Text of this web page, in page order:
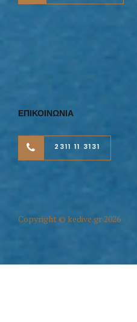
ΕΠΙΚΟΙΝΩΝΙΑ
2311 11 3131
Copyright © kedive.gr 2026